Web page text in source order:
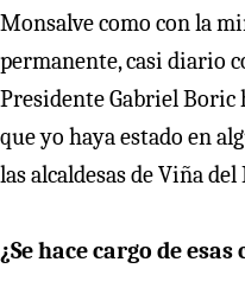
Monsalve como con la
permanente, casi diario
Presidente Gabriel Boric
que yo haya estado en
las alcaldesas de Viña
¿Se hace cargo de